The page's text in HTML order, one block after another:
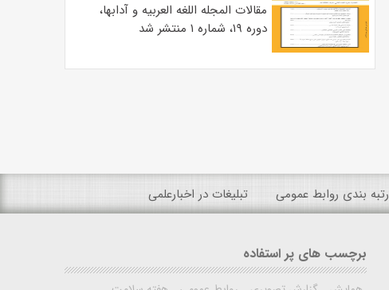
مقالات المجله اللغه العربیه و آدابها،
دوره ۱۹، شماره ۱ منتشر شد
رتبه بندی روابط عمومی تبلیغات در اخبارعلمی
برچسب های پر استفاده